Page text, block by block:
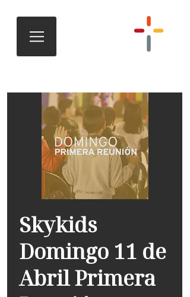
Skykids
Domingo 11 de
Abril Primera